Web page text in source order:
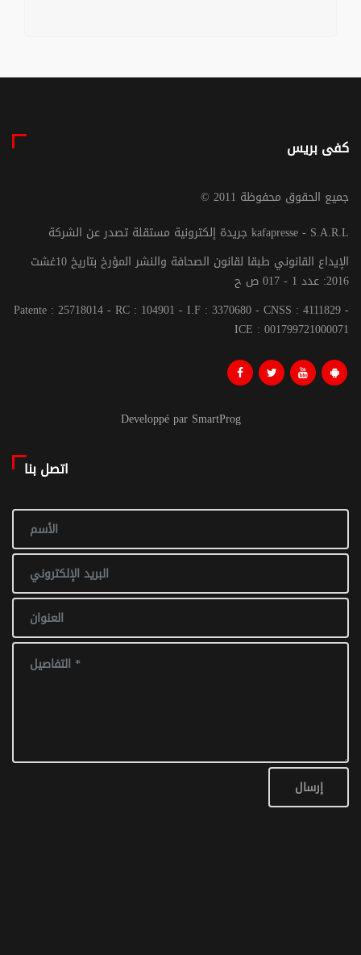
كفى بريس
© جميع الحقوق محفوظة 2011
جريدة إلكترونية مستقلة تصدر عن الشركة kafapresse - S.A.R.L
الإيداع القانوني طبقا لقانون الصحافة والنشر المؤرخ بتاريخ 10غشت
2016: عدد 1 - 017 ص ح
Patente : 25718014 - RC : 104901 - I.F : 3370680 - CNSS : 4111829 -
ICE : 001799721000071
Developpé par SmartProg
اتصل بنا